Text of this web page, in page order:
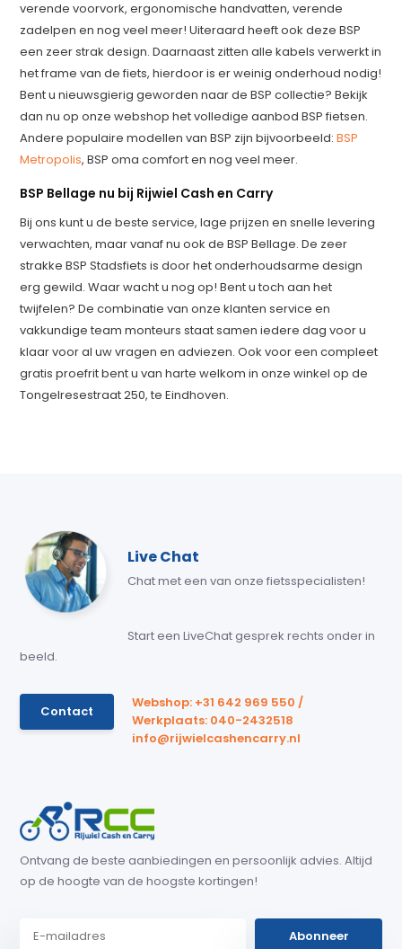
verende voorvork, ergonomische handvatten, verende
zadelpen en nog veel meer! Uiteraard heeft ook deze BSP
een zeer strak design. Daarnaast zitten alle kabels verwerkt in
het frame van de fiets, hierdoor is er weinig onderhoud nodig!
Bent u nieuwsgierig geworden naar de BSP collectie? Bekijk
dan nu op onze webshop het volledige aanbod BSP fietsen.
Andere populaire modellen van BSP zijn bijvoorbeeld:BSP
Metropolis, BSP oma comfort en nog veel meer.
BSP Bellage nu bij Rijwiel Cash en Carry
Bij ons kunt u de beste service, lage prijzen en snelle levering
verwachten, maar vanaf nu ook de BSP Bellage. De zeer
strakke BSP Stadsfiets is door het onderhoudsarme design
erg gewild. Waar wacht u nog op! Bent u toch aan het
twijfelen? De combinatie van onze klanten service en
vakkundige team monteurs staat samen iedere dag voor u
klaar voor al uw vragen en adviezen. Ook voor een compleet
gratis proefrit bent u van harte welkom in onze winkel op de
Tongelresestraat 250, te Eindhoven.
Live Chat
Chat met een van onze fietsspecialisten!
Start een LiveChat gesprek rechts onder in
beeld.
Contact
Webshop: +31 642 969 550 /
Werkplaats: 040-2432518
info@rijwielcashencarry.nl
Ontvang de beste aanbiedingen en persoonlijk advies. Altijd
op de hoogte van de hoogste kortingen!
Abonneer